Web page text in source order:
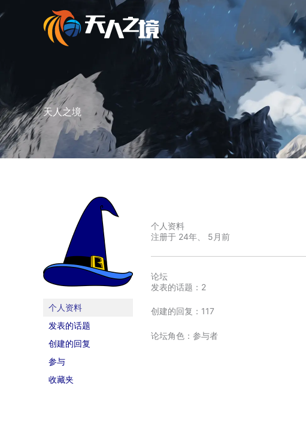
天人之境
个人资料
发表的话题
创建的回复
参与
收藏夹
个人资料
注册于 24年、 5月前
论坛
发表的话题：2
创建的回复：117
论坛角色：参与者